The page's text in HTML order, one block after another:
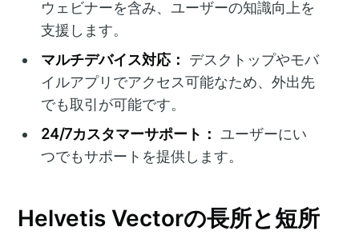
ウェビナーを含み、ユーザーの知識向上を
支援します。
マルチデバイス対応：
デスクトップやモバ
イルアプリでアクセス可能なため、外出先
でも取引が可能です。
24/7カスタマーサポート： ユーザーにい
つでもサポートを提供します。
Helvetis Vectorの長所と短所